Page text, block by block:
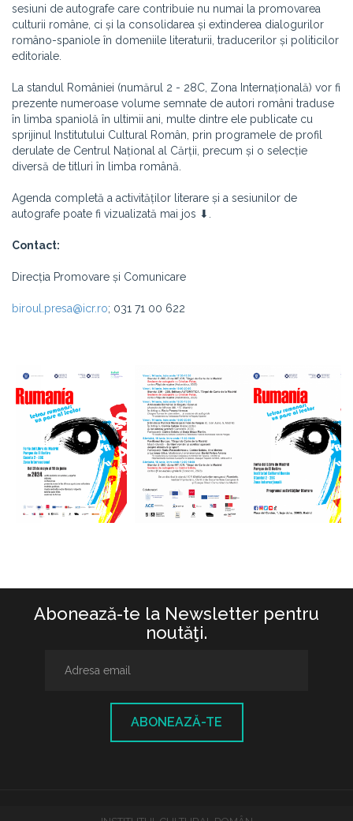
sesiuni de autografe care contribuie nu numai la promovarea
culturii române, ci și la consolidarea și extinderea dialogurilor
româno-spaniole în domeniile literaturii, traducerilor și politicilor
editoriale.
La standul României (numărul 2 - 28C, Zona Internațională) vor fi
prezente numeroase volume semnate de autori români traduse
în limba spaniolă în ultimii ani, multe dintre ele publicate cu
sprijinul Institutului Cultural Român, prin programele de profil
derulate de Centrul Național al Cărții, precum și o selecție
diversă de titluri în limba română.
Agenda completă a activităților literare și a sesiunilor de
autografe poate fi vizualizată mai jos ⬇.
Contact:
Direcția Promovare și Comunicare
biroul.presa@icr.ro; 031 71 00 622
Abonează-te la Newsletter pentru
noutăţi.
ABONEAZĂ-TE